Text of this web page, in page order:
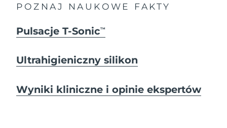
POZNAJ NAUKOWE FAKTY
Pulsacje T-SonicTM
Ultrahigieniczny silikon
Wyniki kliniczne i opinie ekspertów